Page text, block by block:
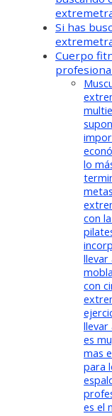
Si has
Cuerpo
lo
con
llevar
con
llevar
es
mas
para
es el